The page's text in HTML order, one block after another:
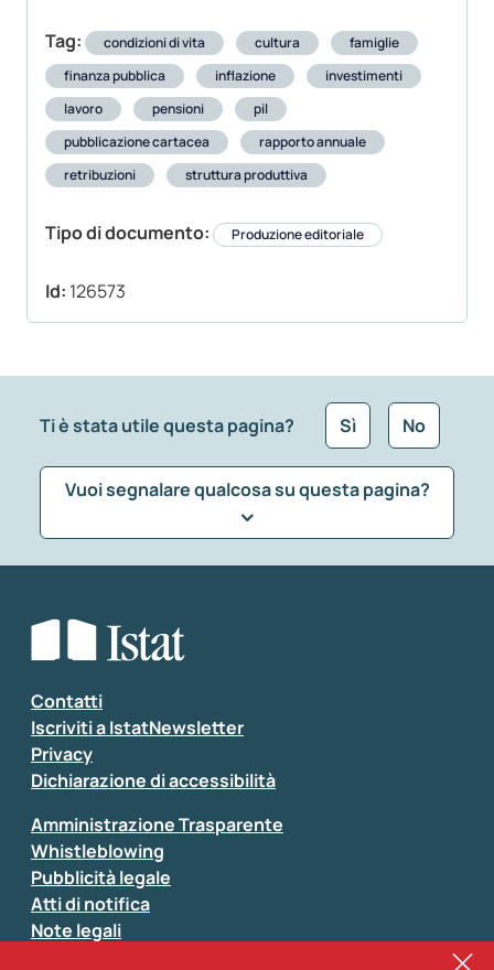
Tag: condizioni di vita cultura
famiglie
finanza pubblica
inflazione
investimenti
lavoro
pensioni
pil
pubblicazione cartacea
rapporto annuale
retribuzioni
struttura produttiva
Tipo di documento: Produzione editoriale
Id: 126573
Ti è stata utile questa pagina? Sì No
Vuoi segnalare qualcosa su questa pagina?
Seleziona la tipologia della segnalazione
Inserisci il tuo commento
Contatti
Iscriviti a IstatNewsletter
Privacy
Dichiarazione di accessibilità
Amministrazione Trasparente
Whistleblowing
Pubblicità legale
Atti di notifica
Note legali